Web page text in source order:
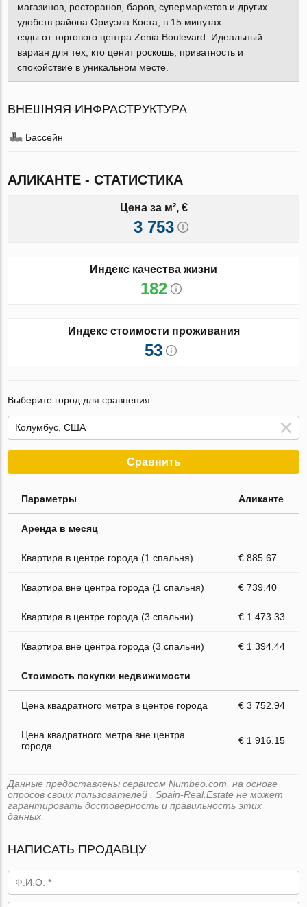
магазинов, ресторанов, баров, супермаркетов и других
удобств района Ориуэла Коста, в 15 минутах
езды от торгового центра Zenia Boulevard. Идеальный
вариан для тех, кто ценит роскошь, приватность и
спокойствие в уникальном месте.
ВНЕШНЯЯ ИНФРАСТРУКТУРА
Бассейн
АЛИКАНТЕ - СТАТИСТИКА
Цена за м², €
3 753
Индекс качества жизни
182
Индекс стоимости проживания
53
Выберите город для сравнения
Сравнить
Параметры Аликанте
Аренда в месяц
Квартира в центре города (1 спальня) € 885.67
Квартира вне центра города (1 спальня) € 739.40
Квартира в центре города (3 спальни) € 1 473.33
Квартира вне центра города (3 спальни) € 1 394.44
Стоимость покупки недвижимости
Цена квадратного метра в центре города € 3 752.94
Цена квадратного метра вне центра
города
€ 1 916.15
Данные предоставлены сервисом Numbeo.com, на основе
опросов своих пользователей . Spain-Real.Estate не может
гарантировать достоверность и правильность этих
данных.
НАПИСАТЬ ПРОДАВЦУ